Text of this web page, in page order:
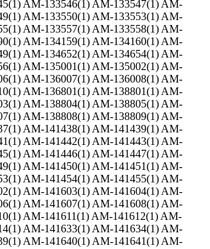
AM-133546(1) AM-133547(1) AM-
AM-133550(1) AM-133553(1) AM-
AM-133557(1) AM-133558(1) AM-
AM-134159(1) AM-134160(1) AM-
AM-134652(1) AM-134654(1) AM-
AM-135001(1) AM-135002(1) AM-
AM-136007(1) AM-136008(1) AM-
AM-136801(1) AM-138801(1) AM-
AM-138804(1) AM-138805(1) AM-
AM-138808(1) AM-138809(1) AM-
AM-141438(1) AM-141439(1) AM-
AM-141442(1) AM-141443(1) AM-
AM-141446(1) AM-141447(1) AM-
AM-141450(1) AM-141451(1) AM-
AM-141454(1) AM-141455(1) AM-
AM-141603(1) AM-141604(1) AM-
AM-141607(1) AM-141608(1) AM-
AM-141611(1) AM-141612(1) AM-
AM-141633(1) AM-141634(1) AM-
AM-141640(1) AM-141641(1) AM-